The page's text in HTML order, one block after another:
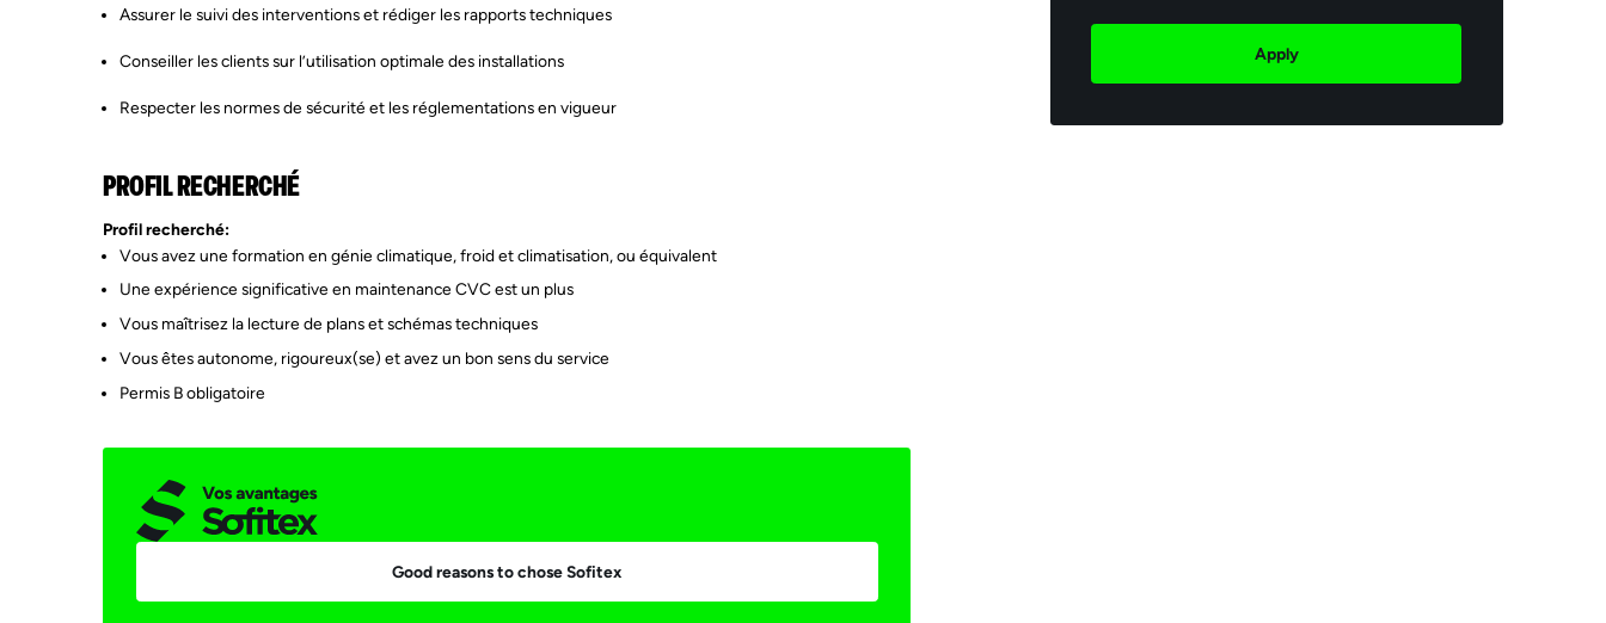
Assurer le suivi des interventions et rédiger les rapports techniques
Conseiller les clients sur l’utilisation optimale des installations
Respecter les normes de sécurité et les réglementations en vigueur
PROFIL RECHERCHÉ
Profil recherché:
Vous avez une formation en génie climatique, froid et climatisation, ou équivalent
Une expérience significative en maintenance CVC est un plus
Vous maîtrisez la lecture de plans et schémas techniques
Vous êtes autonome, rigoureux(se) et avez un bon sens du service
Permis B obligatoire
Good reasons to chose Sofitex
Apply